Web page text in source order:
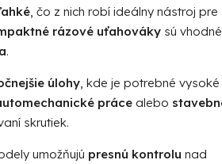
, čo z nich robí ideálny nástroj pre
rázové uťahováky sú vhodné
.
úlohy, kde je potrebné vysoké
práce alebo
skrutiek.
umožňujú presnú kontrolu nad